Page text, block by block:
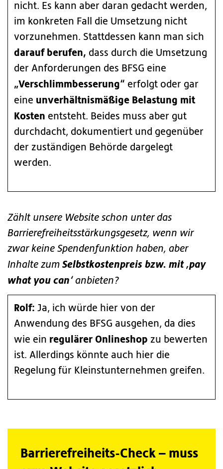
nicht. Es kann aber daran gedacht werden,
im konkreten Fall die Umsetzung nicht
vorzunehmen. Stattdessen kann man sich
darauf berufen, dass durch die Umsetzung
der Anforderungen des BFSG eine
„Verschlimmbesserung“ erfolgt oder gar
eine unverhältnismäßige Belastung mit
Kosten entsteht. Beides muss aber gut
durchdacht, dokumentiert und gegenüber
der zuständigen Behörde dargelegt
werden.
Zählt unsere Website schon unter das
Barrierefreiheitsstärkungsgesetz, wenn wir
zwar keine Spendenfunktion haben, aber
Inhalte zum Selbstkostenpreis bzw. mit ‚pay
what you can‘anbieten?
Rolf: Ja, ich würde hier von der
Anwendung des BFSG ausgehen, da dies
wie ein regulärer Onlineshop zu bewerten
ist. Allerdings könnte auch hier die
Regelung für Kleinstunternehmen greifen.
Barrierefreiheits-Check – muss